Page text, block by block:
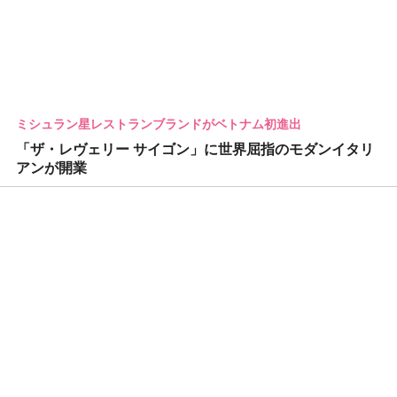
ミシュラン星レストランブランドがベトナム初進出
「ザ・レヴェリー サイゴン」に世界屈指のモダンイタリ
アンが開業